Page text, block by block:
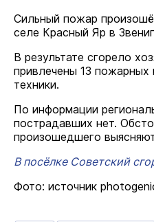
Сильный пожар
селе Красный Яр в
В результате сгорело
привлечены 13 пожарных
техники.
По информации
пострадавших нет.
произошедшего
В посёлке Советский
Фото: источник